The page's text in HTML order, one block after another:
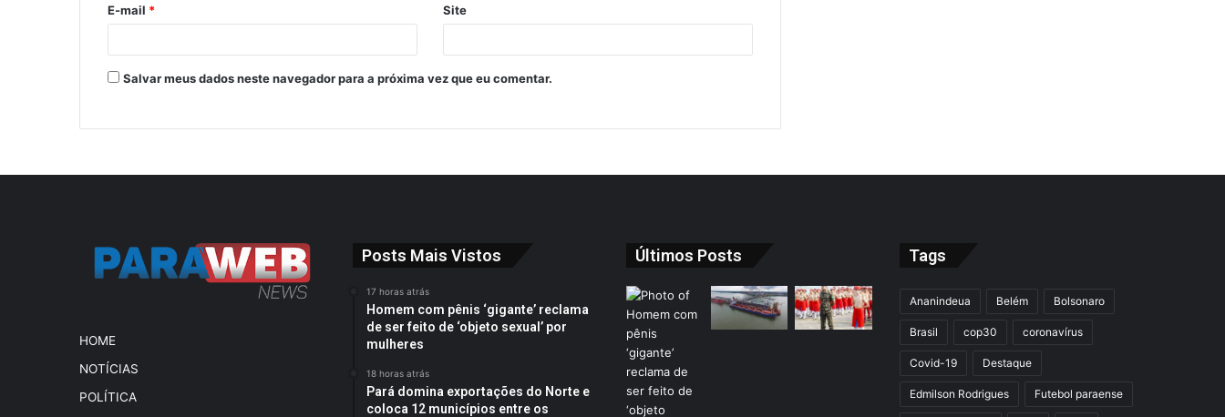
E-mail * Site
Salvar meus dados neste navegador para a próxima vez que eu comentar.
HOME
NOTÍCIAS
POLÍTICA
Posts Mais Vistos
17 horas atrás
Homem com pênis ‘gigante’ reclama
de ser feito de ‘objeto sexual’ por
mulheres
18 horas atrás
Pará domina exportações do Norte e
coloca 12 municípios entre os
Últimos Posts Tags
Ananindeua Belém Bolsonaro
Brasil cop30 coronavírus
Covid-19 Destaque
Edmilson Rodrigues Futebol paraense